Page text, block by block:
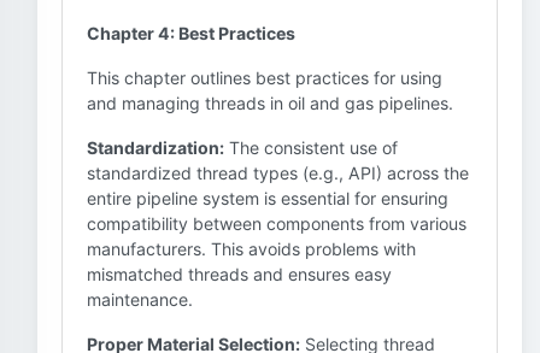
Chapter 4: Best Practices
This chapter outlines best practices for using
and managing threads in oil and gas pipelines.
Standardization: The consistent use of
standardized thread types (e.g., API) across the
entire pipeline system is essential for ensuring
compatibility between components from various
manufacturers. This avoids problems with
mismatched threads and ensures easy
maintenance.
Proper Material Selection: Selecting thread